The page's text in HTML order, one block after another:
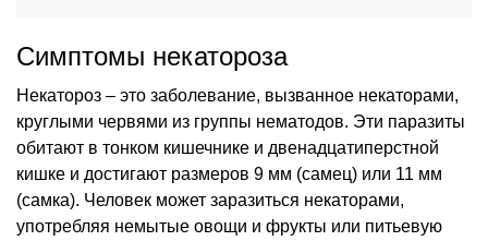
Симптомы некатороза
Некатороз – это заболевание, вызванное некаторами,
круглыми червями из группы нематодов. Эти паразиты
обитают в тонком кишечнике и двенадцатиперстной
кишке и достигают размеров 9 мм (самец) или 11 мм
(самка). Человек может заразиться некаторами,
употребляя немытые овощи и фрукты или питьевую